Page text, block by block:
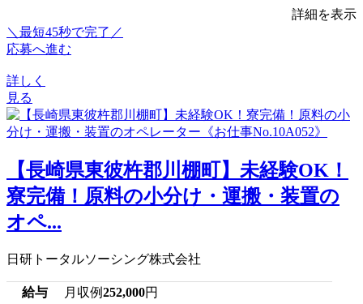
詳細を表示
＼最短45秒で完了／
応募へ進む
詳しく
見る
【長崎県東彼杵郡川棚町】未経験OK！
寮完備！原料の小分け・運搬・装置の
オペ...
日研トータルソーシング株式会社
給与 月収例252,000円